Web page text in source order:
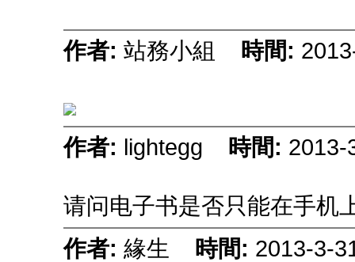
作者: 站務小組 時間:
作者: lightegg 時間: 2013-
请问电子书是否只能在手机
作者: 緣生 時間: 2013-3-